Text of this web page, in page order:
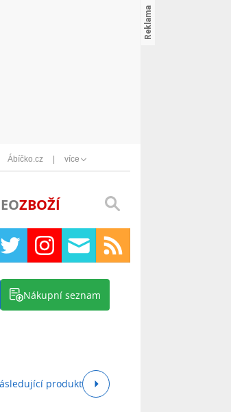
Ábíčko.cz více
ZBOŽÍ
Nákupní seznam
produkt